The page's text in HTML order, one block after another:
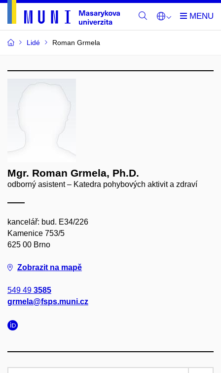
Lidé Roman Grmela
Mgr. Roman Grmela, Ph.D.
odborný asistent – Katedra pohybových aktivit a zdraví
kancelář: bud. E34/226
Kamenice 753/5
625 00 Brno
Zobrazit na mapě
549 49 3585
grmela@fsps.muni.cz